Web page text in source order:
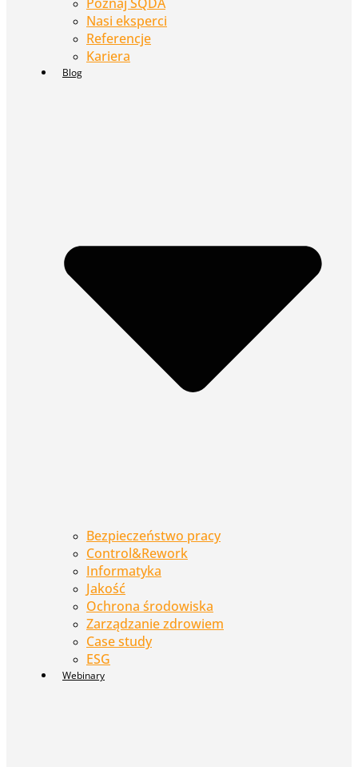
Nasi eksperci
Referencje
Kariera
Blog
Bezpieczeństwo pracy
Control&Rework
Informatyka
Jakość
Ochrona środowiska
Zarządzanie zdrowiem
Case study
ESG
Webinary